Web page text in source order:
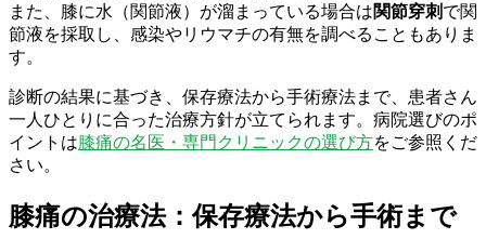
また、膝に水（関節液）が溜まっている場合は関節穿刺 で関
節液を採取し、感染やリウマチの有無を調べることもありま
す。
診断の結果に基づき、保存療法から手術療法まで、患者さん
一人ひとりに合った治療方針が立てられます。病院選びのポ
イントは膝痛の名医・専門クリニックの選び方をご参照くだ
さい。
膝痛の治療法：保存療法から手術まで